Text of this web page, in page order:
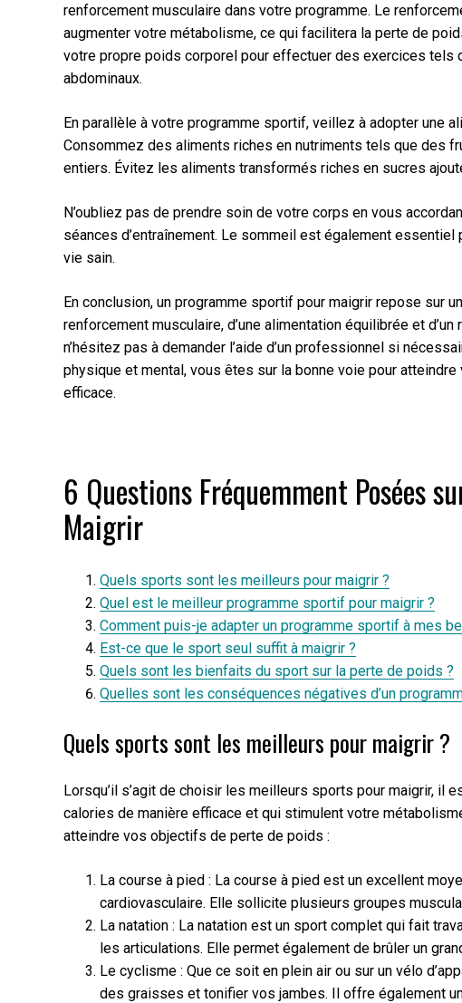
renforcement musculaire dans votre programme. Le
augmenter votre métabolisme, ce qui facilitera la perte de
votre propre poids corporel pour effectuer des exercices
abdominaux.
En parallèle à votre programme sportif, veillez à adopter une
Consommez des aliments riches en nutriments tels que des
entiers. Évitez les aliments transformés riches en sucres
N’oubliez pas de prendre soin de votre corps en vous
séances d’entraînement. Le sommeil est également
vie sain.
En conclusion, un programme sportif pour maigrir repose sur
renforcement musculaire, d’une alimentation équilibrée et
n’hésitez pas à demander l’aide d’un professionnel si
physique et mental, vous êtes sur la bonne voie pour
efficace.
6 Questions Fréquemment Posées
Maigrir
Quels sports sont les meilleurs pour maigrir ?
Quel est le meilleur programme sportif pour maigrir ?
Comment puis-je adapter un programme sportif à mes
Est-ce que le sport seul suffit à maigrir ?
Quels sont les bienfaits du sport sur la perte de poids ?
Quelles sont les conséquences négatives d’un
Quels sports sont les meilleurs pour maigrir ?
Lorsqu’il s’agit de choisir les meilleurs sports pour maigrir, il
calories de manière efficace et qui stimulent votre
atteindre vos objectifs de perte de poids :
La course à pied : La course à pied est un excellent
cardiovasculaire. Elle sollicite plusieurs groupes
La natation : La natation est un sport complet qui fait
les articulations. Elle permet également de brûler un
Le cyclisme : Que ce soit en plein air ou sur un vélo
des graisses et tonifier vos jambes. Il offre également